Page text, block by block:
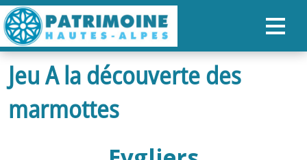
ACCUEIL
CARTE
Jeu A la découverte des
marmottes